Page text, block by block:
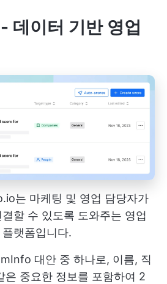
데이터 기반 영업
는 마케팅 및 영업 담당자가
할 수 있도록 도와주는 영업
랫폼입니다.
대안 중 하나로, 이름, 직
은 중요한 정보를 포함하여 2